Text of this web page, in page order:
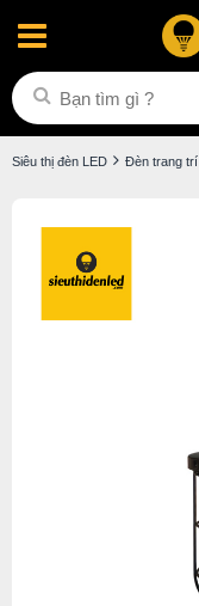
Siêu thị đèn LED Đèn trang trí